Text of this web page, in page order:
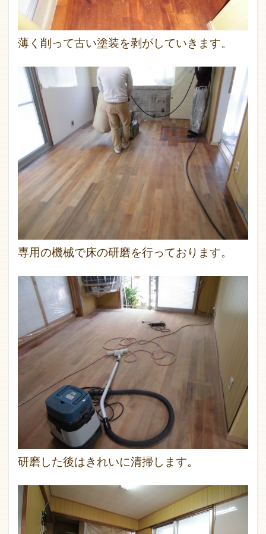
薄く削って古い塗装を剥がしていきます。
専用の機械で床の研磨を行っております。
研磨した後はきれいに清掃します。